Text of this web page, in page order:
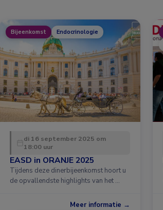
Bijeenkomst Endocrinologie
di 16 september 2025 om
18:00 uur
EASD in ORANJE 2025
Tijdens deze dinerbijeenkomst hoort u
de opvallendste highlights van het …
Meer informatie →